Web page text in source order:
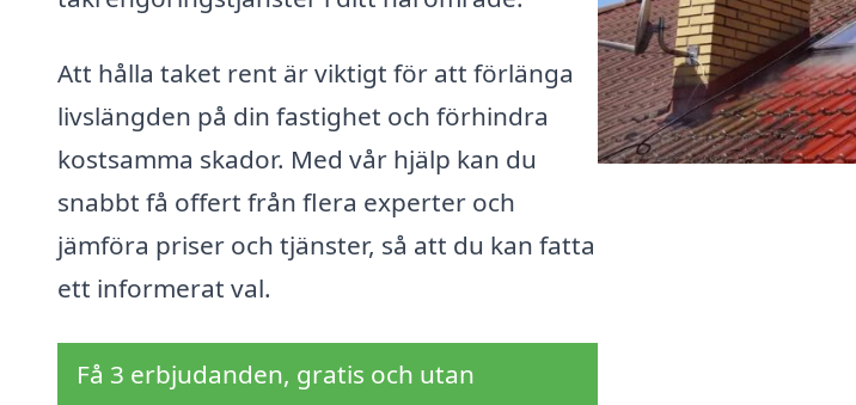
Att hålla taket rent är viktigt för att förlänga
livslängden på din fastighet och förhindra
kostsamma skador. Med vår hjälp kan du
snabbt få offert från flera experter och
jämföra priser och tjänster, så att du kan fatta
ett informerat val.
Få 3 erbjudanden, gratis och utan